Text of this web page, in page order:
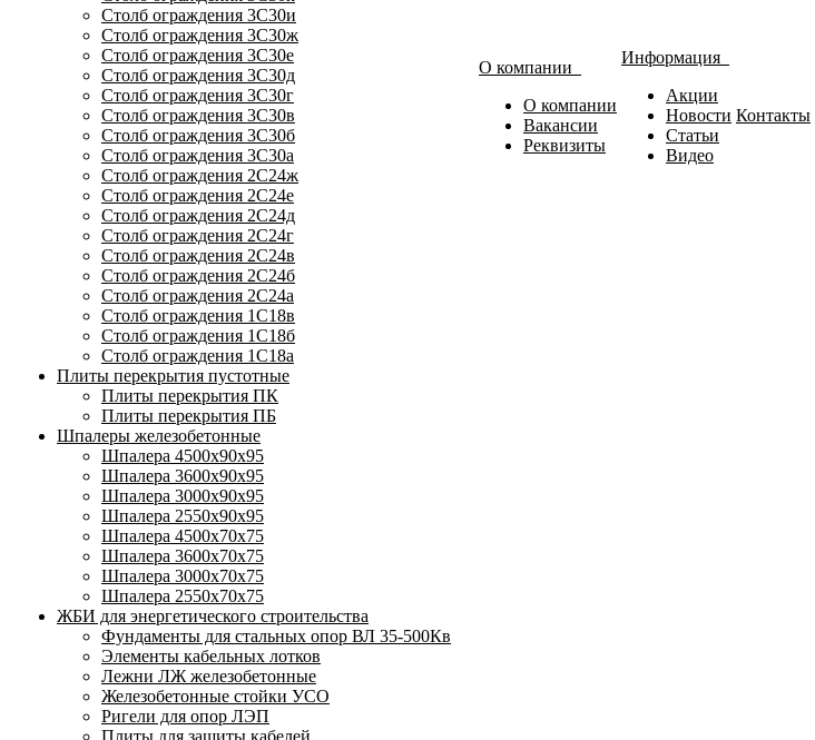
Столб ограждения 3С30и
Столб ограждения 3С30ж
Столб ограждения 3С30е
Столб ограждения 3С30д
Столб ограждения 3С30г
Столб ограждения 3С30в
Столб ограждения 3С30б
Столб ограждения 3С30а
Столб ограждения 2С24ж
Столб ограждения 2С24е
Столб ограждения 2С24д
Столб ограждения 2С24г
Столб ограждения 2С24в
Столб ограждения 2С24б
Столб ограждения 2С24а
Столб ограждения 1С18в
Столб ограждения 1С18б
Столб ограждения 1С18а
Плиты перекрытия пустотные
Плиты перекрытия ПК
Плиты перекрытия ПБ
Шпалеры железобетонные
Шпалера 4500х90х95
Шпалера 3600х90х95
Шпалера 3000х90х95
Шпалера 2550х90х95
Шпалера 4500х70х75
Шпалера 3600х70х75
Шпалера 3000х70х75
Шпалера 2550х70х75
ЖБИ для энергетического строительства
Фундаменты для стальных опор ВЛ 35-500Кв
Элементы кабельных лотков
Лежни ЛЖ железобетонные
Железобетонные стойки УСО
Ригели для опор ЛЭП
Плиты для защиты кабелей
О компании
О компании
Вакансии
Реквизиты
Информация
Акции
Новости
Статьи
Видео
Контакты